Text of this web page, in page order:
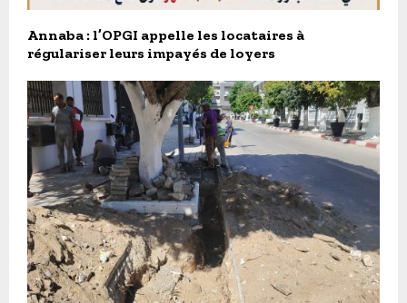
Annaba : l’OPGI appelle les locataires à
régulariser leurs impayés de loyers